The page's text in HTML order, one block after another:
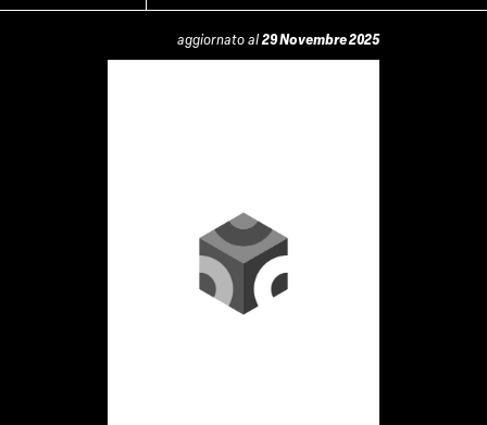
aggiornato al 29 Novembre 2025